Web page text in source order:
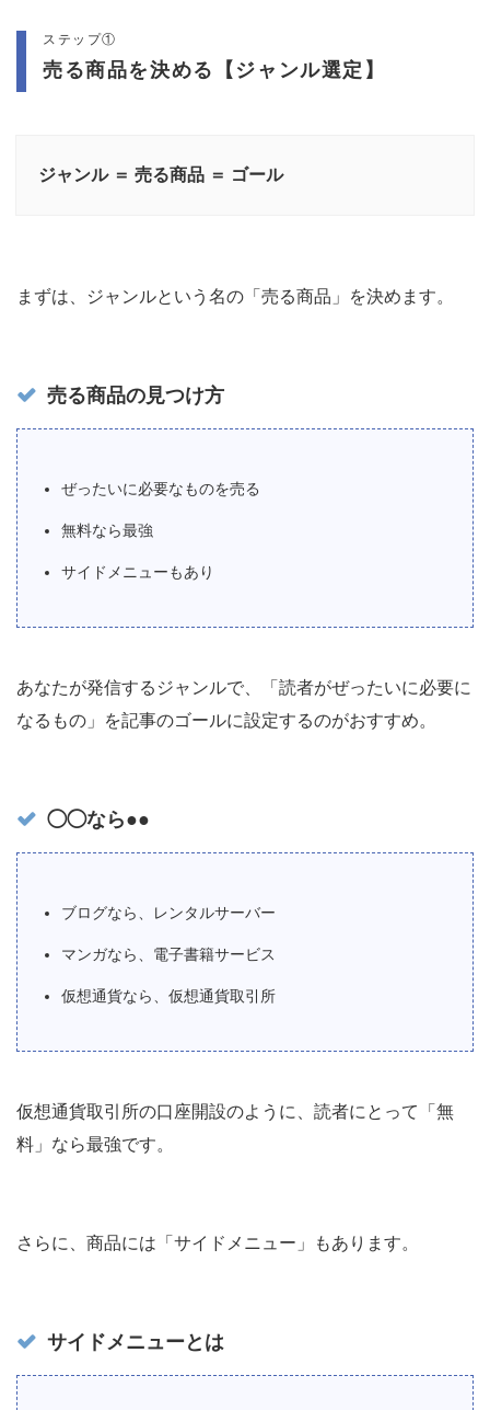
ステップ①
売る商品を決める【ジャンル選定】
ジャンル ＝ 売る商品 ＝ ゴール
まずは、ジャンルという名の「売る商品」を決めます。
売る商品の見つけ方
ぜったいに必要なものを売る
無料なら最強
サイドメニューもあり
あなたが発信するジャンルで、「読者がぜったいに必要に
なるもの」を記事のゴールに設定するのがおすすめ。
◯◯なら●●
ブログなら、レンタルサーバー
マンガなら、電子書籍サービス
仮想通貨なら、仮想通貨取引所
仮想通貨取引所の口座開設のように、読者にとって「無
料」なら最強です。
さらに、商品には「サイドメニュー」もあります。
サイドメニューとは